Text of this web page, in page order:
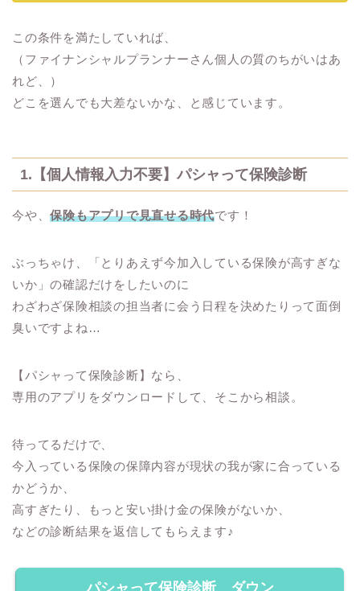
この条件を満たしていれば、
（ファイナンシャルプランナーさん個人の質のちがいはあ
れど、）
どこを選んでも大差ないかな、と感じています。
1.【個人情報入力不要】パシャって保険診断
今や、保険もアプリで見直せる時代です！
ぶっちゃけ、「とりあえず今加入している保険が高すぎな
いか」の確認だけをしたいのに
わざわざ保険相談の担当者に会う日程を決めたりって面倒
臭いですよね…
【パシャって保険診断】なら、
専用のアプリをダウンロードして、そこから相談。
待ってるだけで、
今入っている保険の保障内容が現状の我が家に合っている
かどうか、
高すぎたり、もっと安い掛け金の保険がないか、
などの診断結果を返信してもらえます♪
パシャって保険診断 ダウン